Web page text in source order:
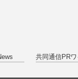
共同通信PR